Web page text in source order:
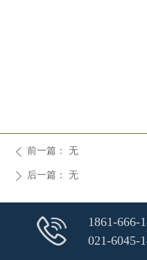
ꄴ 前一篇： 无
ꄲ 后一篇： 无
1861-666-
021-6045-